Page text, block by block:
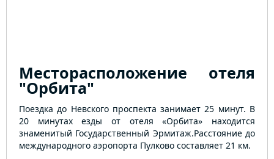
Месторасположение отеля
"Орбита"
Поездка до Невского проспекта занимает 25 минут. В
20 минутах езды от отеля «Орбита» находится
знаменитый Государственный Эрмитаж.Расстояние до
международного аэропорта Пулково составляет 21 км.